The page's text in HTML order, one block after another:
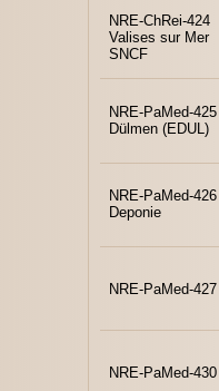
NRE-ChRei-424
Valises sur Mer
SNCF
NRE-PaMed-425
Dülmen (EDUL)
NRE-PaMed-426
Deponie
NRE-PaMed-427
NRE-PaMed-430